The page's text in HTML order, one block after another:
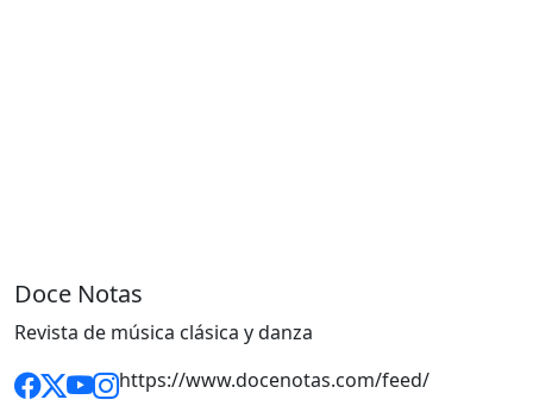
Doce Notas
Revista de música clásica y danza
https://www.docenotas.com/feed/